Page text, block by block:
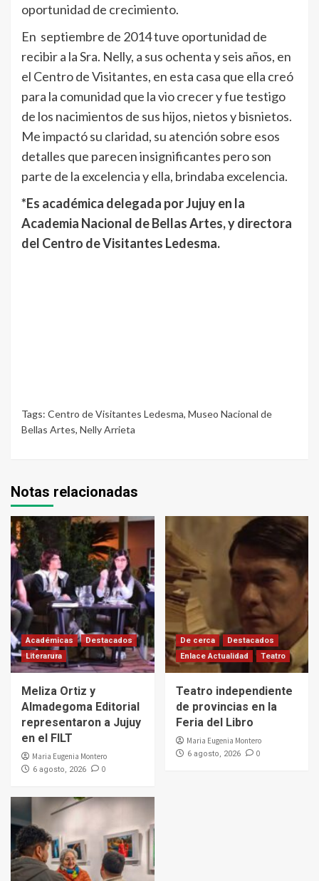
oportunidad de crecimiento.
En septiembre de 2014 tuve oportunidad de
recibir a la Sra. Nelly, a sus ochenta y seis años, en
el Centro de Visitantes, en esta casa que ella creó
para la comunidad que la vio crecer y fue testigo
de los nacimientos de sus hijos, nietos y bisnietos.
Me impactó su claridad, su atención sobre esos
detalles que parecen insignificantes pero son
parte de la excelencia y ella, brindaba excelencia.
*Es académica delegada por Jujuy en la
Academia Nacional de Bellas Artes, y directora
del Centro de Visitantes Ledesma.
Tags: Centro de Visitantes Ledesma, Museo Nacional de
Bellas Artes, Nelly Arrieta
Notas relacionadas
Académicas
Destacados
Literarura
Meliza Ortiz y
Almadegoma Editorial
representaron a Jujuy
en el FILT
Maria Eugenia Montero
6 agosto, 2026 0
De cerca
Destacados
Enlace Actualidad
Teatro
Teatro independiente
de provincias en la
Feria del Libro
Maria Eugenia Montero
6 agosto, 2026 0